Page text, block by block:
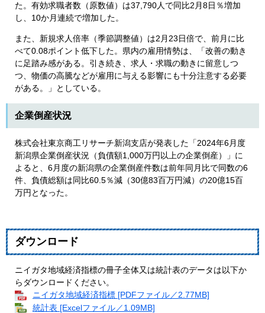
た。有効求職者数（原数値）は37,790人で同比2月8日％増加
し、10か月連続で増加した。
また、新規求人倍率（季節調整値）は2月23日倍で、前月に比
べて0.08ポイント低下した。県内の雇用情勢は、「改善の動き
に足踏み感がある。引き続き、求人・求職の動きに留意しつ
つ、物価の高騰などが雇用に与える影響にも十分注意する必要
がある。」としている。
企業倒産状況
株式会社東京商工リサーチ新潟支店が発表した「2024年6月度
新潟県企業倒産状況（負債額1,000万円以上の企業倒産）」に
よると、6月度の新潟県の企業倒産件数は前年同月比で同数の6
件、負債総額は同比60.5％減（30億83百万円減）の20億15百
万円となった。
ダウンロード
ニイガタ地域経済指標の冊子全体又は統計表のデータは以下か
らダウンロードください。
ニイガタ地域経済指標 [PDFファイル／2.77MB]
統計表 [Excelファイル／1.09MB]